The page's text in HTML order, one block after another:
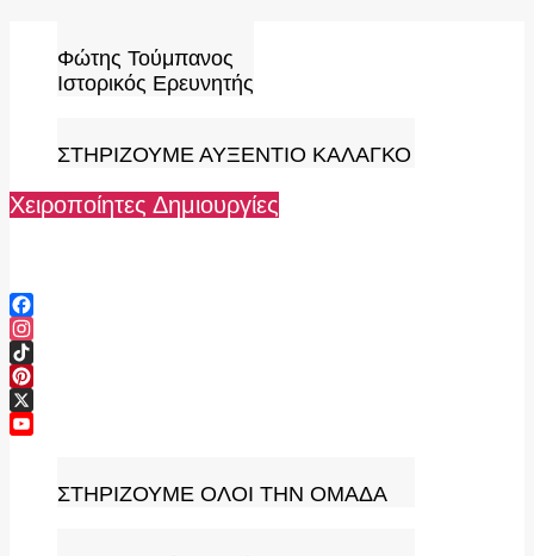
content
Φώτης Τούμπανος
Ιστορικός Ερευνητής
ΣΤΗΡΙΖΟΥΜΕ ΑΥΞΕΝΤΙΟ ΚΑΛΑΓΚΟ
Χειροποίητες Δημιουργίες
Facebook
Instagram
TikTok
Pinterest
X
ΣΤΗΡΙΖΟΥΜΕ ΟΛΟΙ ΤΗΝ ΟΜΑΔΑ